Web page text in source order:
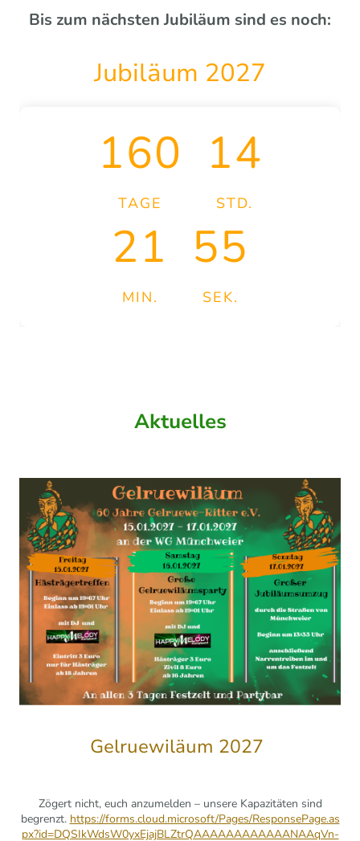
Bis zum nächsten Jubiläum sind es noch:
Jubiläum 2027
160
TAGE
14
STD.
21
MIN.
54
SEK.
Aktuelles
Gelruewiläum 2027
Zögert nicht, euch anzumelden – unsere Kapazitäten sind
begrenzt. https://forms.cloud.microsoft/Pages/ResponsePage.as
px?id=DQSIkWdsW0yxEjajBLZtrQAAAAAAAAAAAANAAqVn-